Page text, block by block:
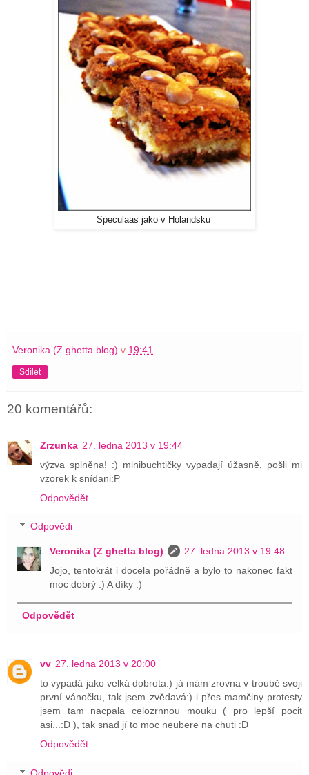
Speculaas jako v Holandsku
Veronika (Z ghetta blog) v 19:41
Sdílet
20 komentářů:
Zrzunka 27. ledna 2013 v 19:44
výzva splněna! :) minibuchtičky vypadají úžasně, pošli mi
vzorek k snídani:P
Odpovědět
Odpovědi
Veronika (Z ghetta blog)
27. ledna 2013 v 19:48
Jojo, tentokrát i docela pořádně a bylo to nakonec fakt
moc dobrý :) A díky :)
Odpovědět
vv 27. ledna 2013 v 20:00
to vypadá jako velká dobrota:) já mám zrovna v troubě svoji
první vánočku, tak jsem zvědavá:) i přes mamčiny protesty
jsem tam nacpala celozrnnou mouku ( pro lepší pocit
asi...:D ), tak snad jí to moc neubere na chuti :D
Odpovědět